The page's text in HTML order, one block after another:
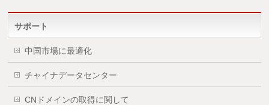
サポート
中国市場に最適化
チャイナデータセンター
CNドメインの取得に関して